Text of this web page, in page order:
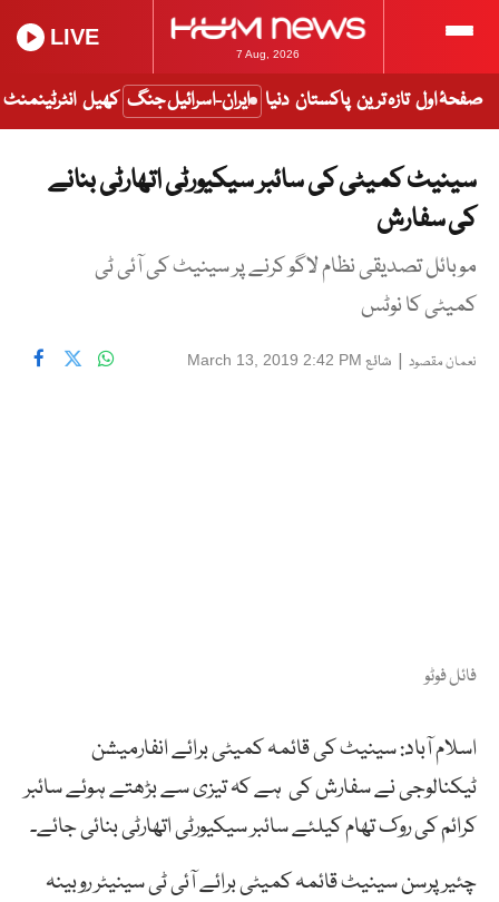
7 Aug, 2026
LIVE
صفحۂ اول تازہ ترین پاکستان دنیا ایران-اسرائیل جنگ کھیل انٹرٹینمنٹ
سینیٹ کمیٹی کی سائبر سیکیورٹی اتھارٹی بنانے
کی سفارش
موبائل تصدیقی نظام لاگو کرنے پر سینیٹ کی آئی ٹی
کمیٹی کا نوٹس
نعمان مقصود | شائع March 13, 2019 2:42 PM
فائل فوٹو
اسلام آباد: سینیٹ کی قائمہ کمیٹی برائے انفارمیشن
ٹیکنالوجی نے سفارش کی ہے کہ تیزی سے بڑھتے ہوئے سائبر
کرائم کی روک تھام کیلئے سائبر سیکیورٹی اتھارٹی بنائی جائے۔
چئیرپرسن سینیٹ قائمہ کمیٹی برائے آئی ٹی سینیٹر روبینہ